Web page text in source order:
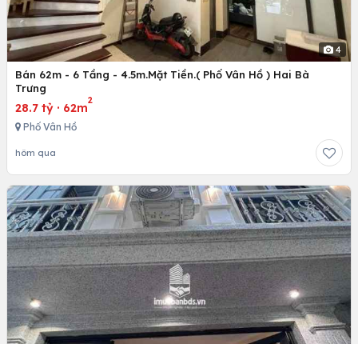
4
Bán 62m - 6 Tầng - 4.5m.Mặt Tiền.( Phố Vân Hồ ) Hai Bà
Trưng
28.7 tỷ · 62m
2
Phố Vân Hồ
hôm qua